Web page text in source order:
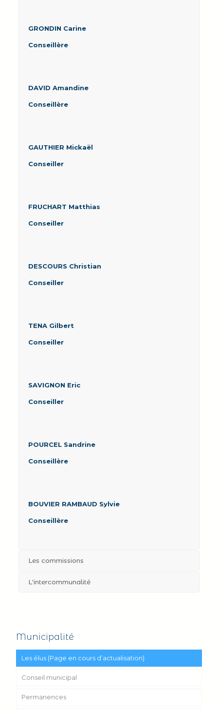
GRONDIN Carine
Conseillère
DAVID Amandine
Conseillère
GAUTHIER Mickaël
Conseiller
FRUCHART Matthias
Conseiller
DESCOURS Christian
Conseiller
TENA Gilbert
Conseiller
SAVIGNON Eric
Conseiller
POURCEL Sandrine
Conseillère
BOUVIER RAMBAUD Sylvie
Conseillère
Les commissions
L'intercommunalité
Municipalité
Les élus (Page en cours d’actualisation)
Conseil municipal
Permanences